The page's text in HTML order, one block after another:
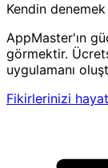
Kendin
AppMaster'ın
görmektir.
uygulamanı
Fikirlerinizi